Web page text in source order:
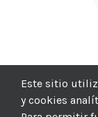
Este sitio
y cookies